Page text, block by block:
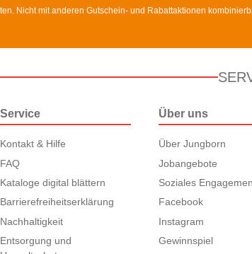
Nicht mit anderen Gutschein- und Rabattaktionen
Service
Kontakt & Hilfe
FAQ
Kataloge digital blättern
Barrierefreiheitserklärung
Nachhaltigkeit
Entsorgung und
Über uns
Über Jungborn
Jobangebote
Soziales
Facebook
Instagram
Gewinnspiel